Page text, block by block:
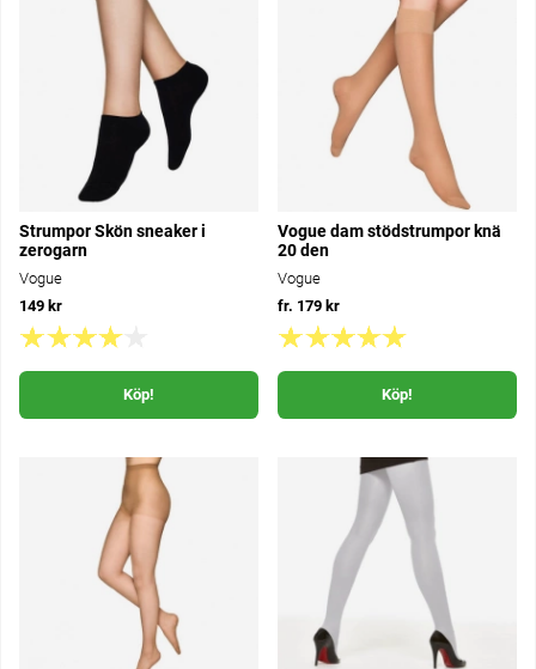
Strumpor Skön sneaker i
zerogarn
Vogue
149 kr
Köp!
Vogue dam stödstrumpor knä
20 den
Vogue
fr. 179 kr
Köp!